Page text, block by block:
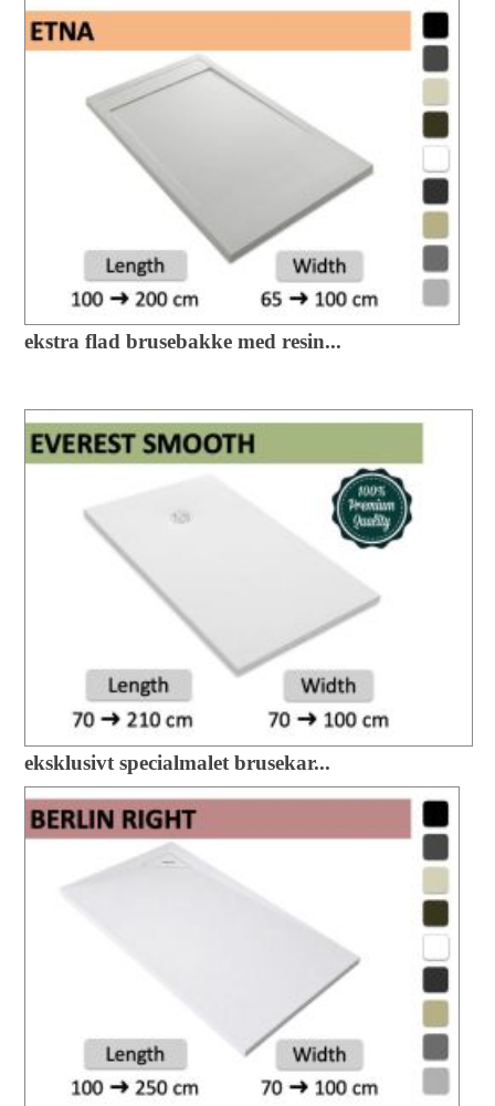
ekstra flad brusebakke med resin...
eksklusivt specialmalet brusekar...